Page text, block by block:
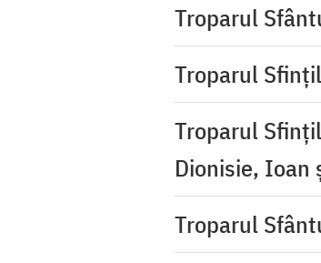
Troparul
Troparul
Troparul
Dionisie, Ioan
Troparul